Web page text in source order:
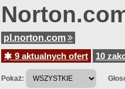
pl.norton.com
9 aktualnych ofert
10
Pokaż: